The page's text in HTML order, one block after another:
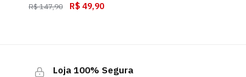
R$147,90 R$ 49,90
Loja 100% Segura